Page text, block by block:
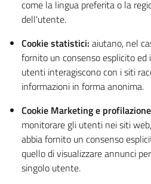
come la lingua preferita o la
dell'utente.
Cookie statistici: aiutano, nel
fornito un consenso esplicito
utenti interagiscono con i siti
informazioni in forma anonima.
Cookie Marketing e
monitorare gli utenti nei siti
abbia fornito un consenso
quello di visualizzare annunci
singolo utente.